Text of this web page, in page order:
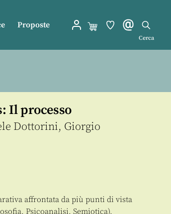
Proposte
Cerca
Il processo
Dottorini, Giorgio
affrontata da più punti di vista
Psicoanalisi, Semiotica).